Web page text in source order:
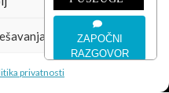
privatnosti
ZAPOČNI
RAZGOVOR